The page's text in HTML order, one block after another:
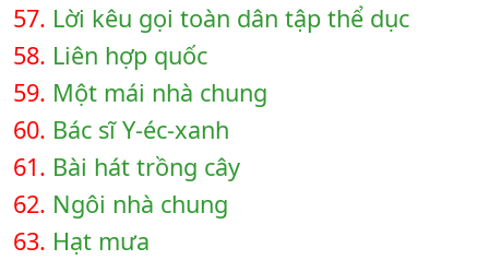
57. Lời kêu gọi toàn dân tập thể dục
58. Liên hợp quốc
59. Một mái nhà chung
60. Bác sĩ Y-éc-xanh
61. Bài hát trồng cây
62. Ngôi nhà chung
63. Hạt mưa